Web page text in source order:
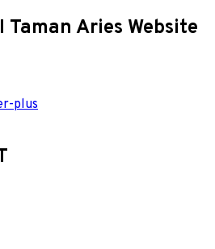
Aries Website
plus